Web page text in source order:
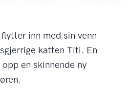
inn med sin venn
katten Titi. En
en skinnende ny